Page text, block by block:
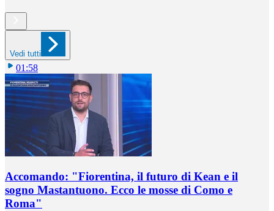
Vedi tutti
01:58
Accomando: "Fiorentina, il futuro di Kean e il
sogno Mastantuono. Ecco le mosse di Como e
Roma"